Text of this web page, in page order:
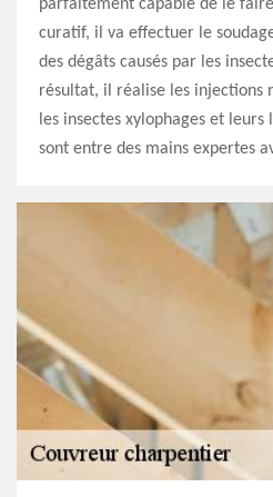
parfaitement capable de le
curatif, il va effectuer le
des dégâts causés par les
résultat, il réalise les injections
les insectes xylophages et leurs
sont entre des mains expertes